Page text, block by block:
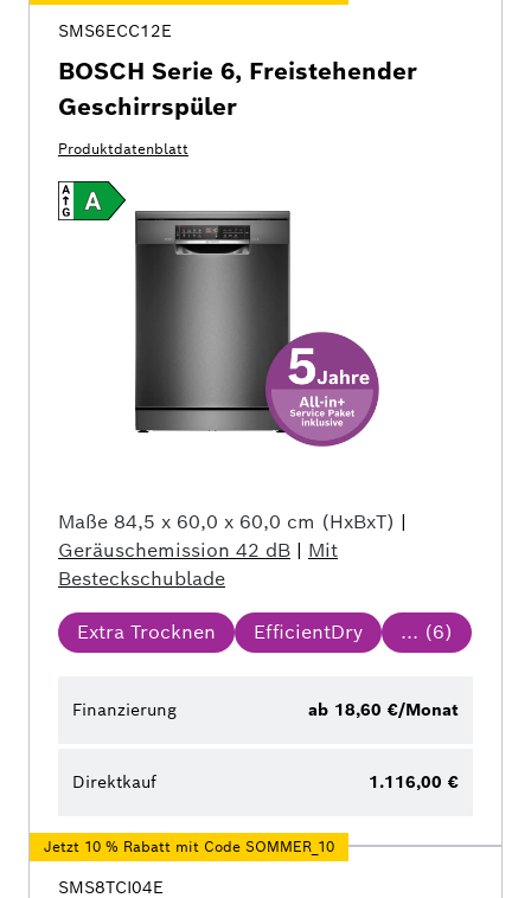
SMS6ECC12E
BOSCH Serie 6, Freistehender
Geschirrspüler
Produktdatenblatt
Maße 84,5 x 60,0 x 60,0 cm (HxBxT) |
Geräuschemission 42 dB | Mit
Besteckschublade
Extra Trocknen EfficientDry ... (6)
Finanzierung ab 18,60 €/Monat
Direktkauf 1.116,00 €
Jetzt 10 % Rabatt mit Code SOMMER_10
SMS8TCI04E